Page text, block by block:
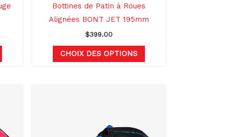
page
Bottines de Patin à Roues
Alignées BONT JET 195mm
$399.00
CHOIX DES OPTIONS
page
du
plusieurs
plusieurs